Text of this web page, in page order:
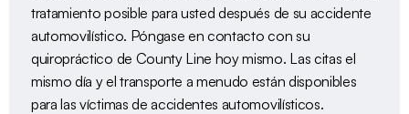
tratamiento posible para usted después de su accidente
automovilístico. Póngase en contacto con su
quiropráctico de County Line hoy mismo. Las citas el
mismo día y el transporte a menudo están disponibles
para las víctimas de accidentes automovilísticos.